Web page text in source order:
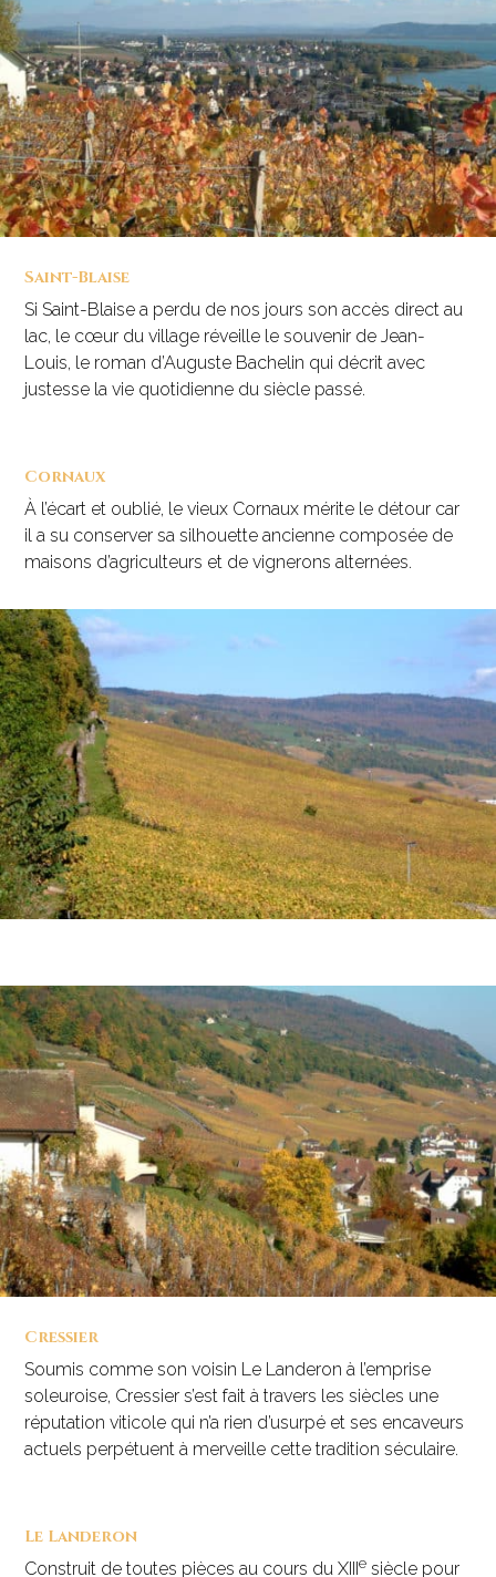
Saint-Blaise
Si Saint-Blaise a perdu de nos jours son accès direct au
lac, le cœur du village réveille le souvenir de Jean-
Louis, le roman d’Auguste Bachelin qui décrit avec
justesse la vie quotidienne du siècle passé.
Cornaux
À l’écart et oublié, le vieux Cornaux mérite le détour car
il a su conserver sa silhouette ancienne composée de
maisons d’agriculteurs et de vignerons alternées.
Cressier
Soumis comme son voisin Le Landeron à l’emprise
soleuroise, Cressier s’est fait à travers les siècles une
réputation viticole qui n’a rien d’usurpé et ses encaveurs
actuels perpétuent à merveille cette tradition séculaire.
Le Landeron
Construit de toutes pièces au cours du XIIIe siècle pour